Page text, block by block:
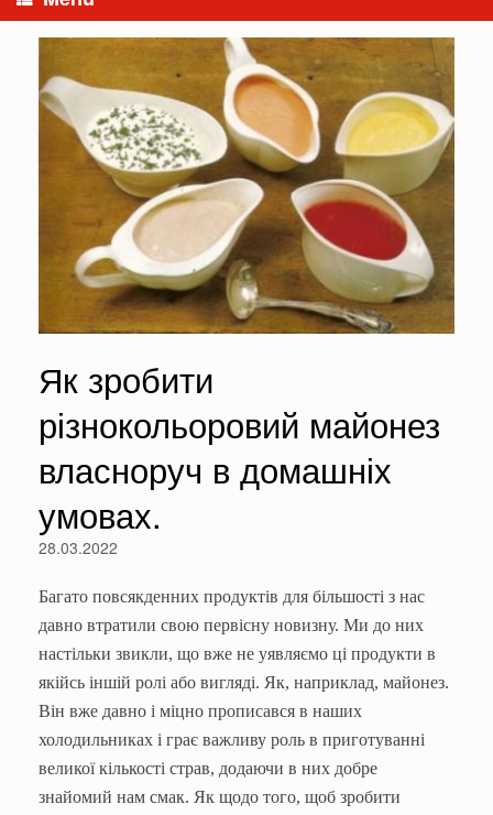
Як зробити
різнокольоровий майонез
власноруч в домашніх
умовах.
28.03.2022
Багато повсякденних продуктів для більшості з нас
давно втратили свою первісну новизну. Ми до них
настільки звикли, що вже не уявляємо ці продукти в
якійсь іншій ролі або вигляді. Як, наприклад, майонез.
Він вже давно і міцно прописався в наших
холодильниках і грає важливу роль в приготуванні
великої кількості страв, додаючи в них добре
знайомий нам смак. Як щодо того, щоб зробити